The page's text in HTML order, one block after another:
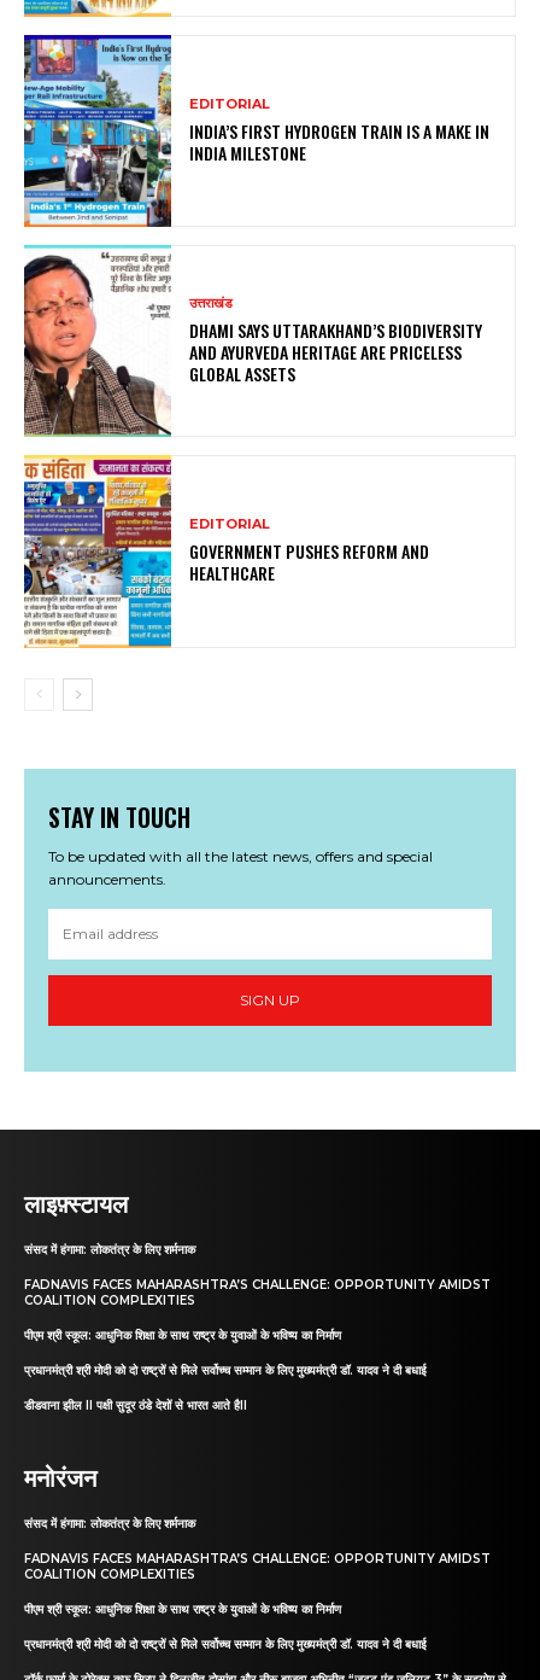
EDITORIAL
INDIA’S FIRST HYDROGEN TRAIN IS A MAKE IN
INDIA MILESTONE
उत्तराखंड
DHAMI SAYS UTTARAKHAND’S BIODIVERSITY
AND AYURVEDA HERITAGE ARE PRICELESS
GLOBAL ASSETS
EDITORIAL
GOVERNMENT PUSHES REFORM AND
HEALTHCARE
STAY IN TOUCH
To be updated with all the latest news, offers and special
announcements.
SIGN UP
लाइफ़्स्टायल
संसद में हंगामा: लोकतंत्र के लिए शर्मनाक
FADNAVIS FACES MAHARASHTRA’S CHALLENGE: OPPORTUNITY AMIDST
COALITION COMPLEXITIES
पीएम श्री स्कूल: आधुनिक शिक्षा के साथ राष्ट्र के युवाओं के भविष्य का निर्माण
प्रधानमंत्री श्री मोदी को दो राष्ट्रों से मिले सर्वोच्च सम्मान के लिए मुख्यमंत्री डॉ. यादव ने दी बधाई
डीडवाना झील II पक्षी सुदूर ठंडे देशों से भारत आते हैII
मनोरंजन
संसद में हंगामा: लोकतंत्र के लिए शर्मनाक
FADNAVIS FACES MAHARASHTRA’S CHALLENGE: OPPORTUNITY AMIDST
COALITION COMPLEXITIES
पीएम श्री स्कूल: आधुनिक शिक्षा के साथ राष्ट्र के युवाओं के भविष्य का निर्माण
प्रधानमंत्री श्री मोदी को दो राष्ट्रों से मिले सर्वोच्च सम्मान के लिए मुख्यमंत्री डॉ. यादव ने दी बधाई